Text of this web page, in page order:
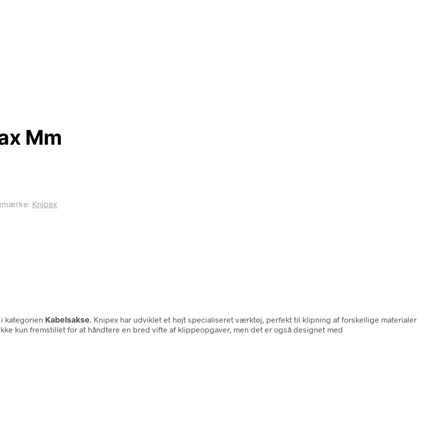
Mm
Knipex
kategorien Kabelsakse . Knipex har udviklet et højt specialiseret værktøj, perfekt til klipning af forskellige materialer
kun fremstillet for at håndtere en bred vifte af klippeopgaver, men det er også designet med